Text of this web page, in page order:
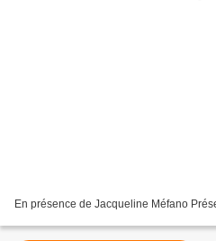
En présence de Jacqueline Méfano